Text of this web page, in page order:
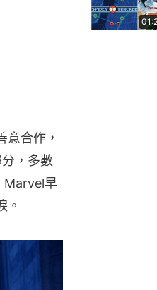
合作，
，多數
Marvel早
。